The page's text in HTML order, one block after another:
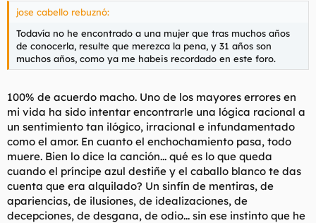
jose cabello rebuznó:
Todavía no he encontrado a una mujer que tras muchos años
de conocerla, resulte que merezca la pena, y 31 años son
muchos años, como ya me habeis recordado en este foro.
100% de acuerdo macho. Uno de los mayores errores en
mi vida ha sido intentar encontrarle una lógica racional a
un sentimiento tan ilógico, irracional e infundamentado
como el amor. En cuanto el enchochamiento pasa, todo
muere. Bien lo dice la canción... qué es lo que queda
cuando el príncipe azul destiñe y el caballo blanco te das
cuenta que era alquilado? Un sinfín de mentiras, de
apariencias, de ilusiones, de idealizaciones, de
decepciones, de desgana, de odio... sin ese instinto que he